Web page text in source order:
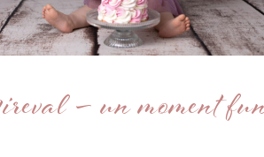
– un moment